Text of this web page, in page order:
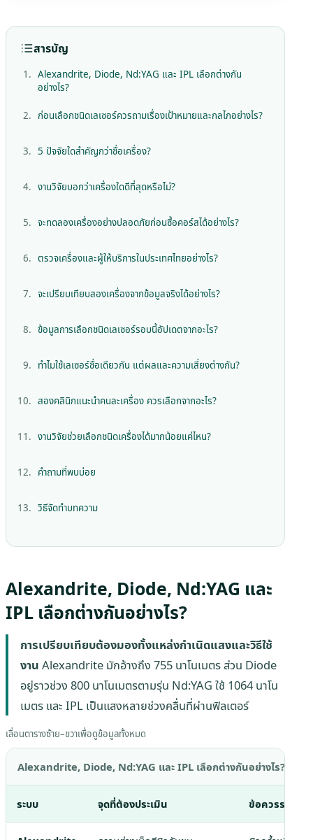
สารบัญ
Alexandrite, Diode, Nd:YAG และ IPL เลือกต่างกัน
อย่างไร?
ก่อนเลือกชนิดเลเซอร์ควรถามเรื่องเป้าหมายและกลไกอย่างไร?
5 ปัจจัยใดสำคัญกว่าชื่อเครื่อง?
งานวิจัยบอกว่าเครื่องใดดีที่สุดหรือไม่?
จะทดลองเครื่องอย่างปลอดภัยก่อนซื้อคอร์สได้อย่างไร?
ตรวจเครื่องและผู้ให้บริการในประเทศไทยอย่างไร?
จะเปรียบเทียบสองเครื่องจากข้อมูลจริงได้อย่างไร?
ข้อมูลการเลือกชนิดเลเซอร์รอบนี้อัปเดตจากอะไร?
ทำไมใช้เลเซอร์ชื่อเดียวกัน แต่ผลและความเสี่ยงต่างกัน?
สองคลินิกแนะนำคนละเครื่อง ควรเลือกจากอะไร?
งานวิจัยช่วยเลือกชนิดเครื่องได้มากน้อยแค่ไหน?
คำถามที่พบบ่อย
วิธีจัดทำบทความ
Alexandrite, Diode, Nd:YAG และ
IPL เลือกต่างกันอย่างไร?
การเปรียบเทียบต้องมองทั้งแหล่งกำเนิดแสงและวิธีใช้
งาน Alexandrite มักอ้างถึง 755 นาโนเมตร ส่วน Diode
อยู่ราวช่วง 800 นาโนเมตรตามรุ่น Nd:YAG ใช้ 1064 นาโน
เมตร และ IPL เป็นแสงหลายช่วงคลื่นที่ผ่านฟิลเตอร์
เลื่อนตารางซ้าย–ขวาเพื่อดูข้อมูลทั้งหมด
Alexandrite, Diode, Nd:YAG และ IPL เลือกต่างกันอย่างไร?
ระบบ จุดที่ต้องประเมิน ข้อควรระวัง